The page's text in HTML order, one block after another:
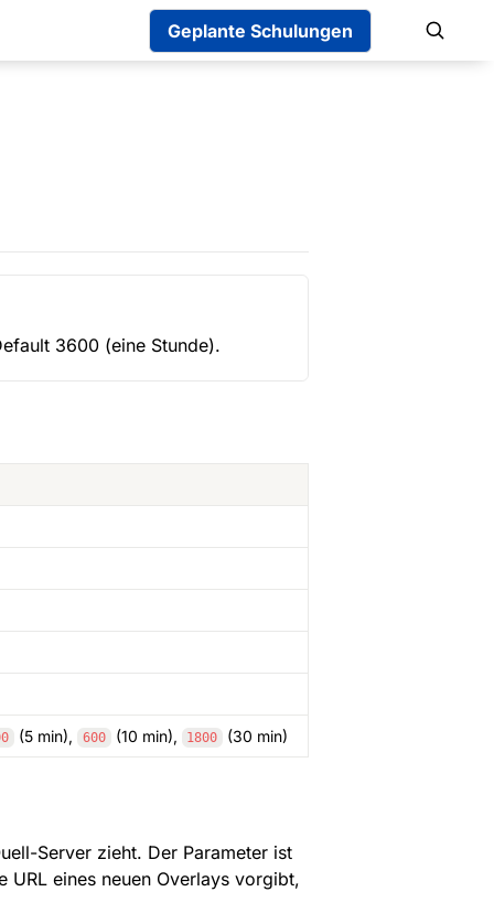
Geplante Schulungen
3600 (eine Stunde).
(5 min), 600 (10 min), 1800 (30 min)
Server zieht. Der Parameter ist
URL eines neuen Overlays vorgibt,